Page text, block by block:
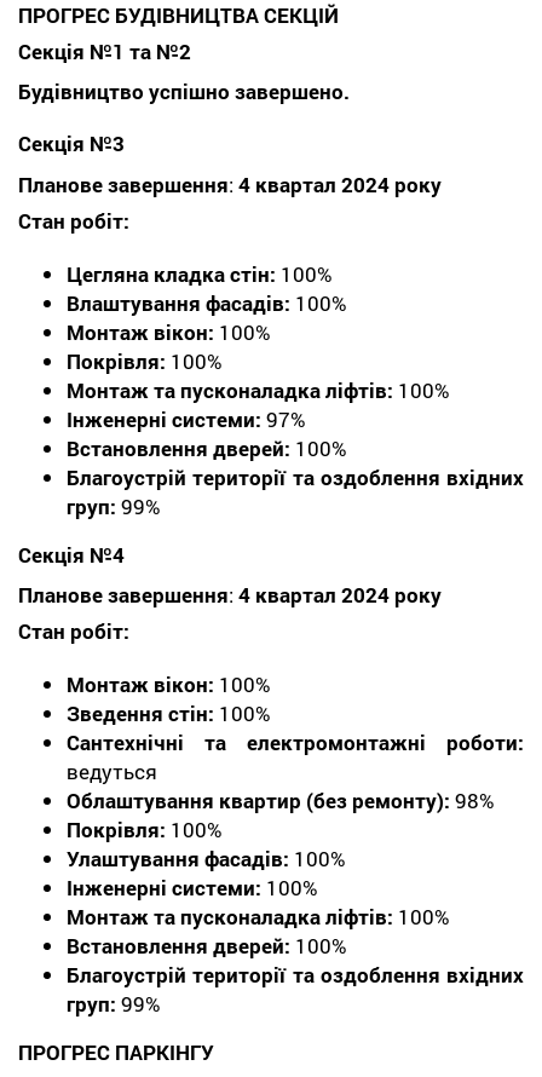
ПРОГРЕС БУДІВНИЦТВА СЕКЦІЙ
Секція №1 та №2
Будівництво успішно завершено.
Секція №3
Планове завершення: 4 квартал 2024 року
Стан робіт:
Цегляна кладка стін: 100%
Влаштування фасадів: 100%
Монтаж вікон: 100%
Покрівля: 100%
Монтаж та пусконаладка ліфтів: 100%
Інженерні системи: 97%
Встановлення дверей: 100%
Благоустрій території та оздоблення вхідних
груп: 99%
Секція №4
Планове завершення: 4 квартал 2024 року
Стан робіт:
Монтаж вікон: 100%
Зведення стін: 100%
Сантехнічні та електромонтажні роботи:
ведуться
Облаштування квартир (без ремонту): 98%
Покрівля: 100%
Улаштування фасадів: 100%
Інженерні системи: 100%
Монтаж та пусконаладка ліфтів: 100%
Встановлення дверей: 100%
Благоустрій території та оздоблення вхідних
груп: 99%
ПРОГРЕС ПАРКІНГУ